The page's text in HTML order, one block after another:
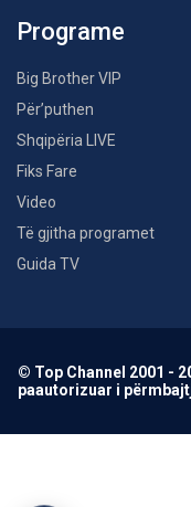
Programe
Big Brother VIP
Për’puthen
Shqipëria LIVE
Fiks Fare
Video
Të gjitha programet
Guida TV
© Top Channel 2001 -
paautorizuar i